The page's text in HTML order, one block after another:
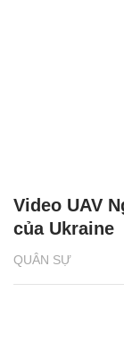
QUÂN SỰ
Video UAV
của Ukraine